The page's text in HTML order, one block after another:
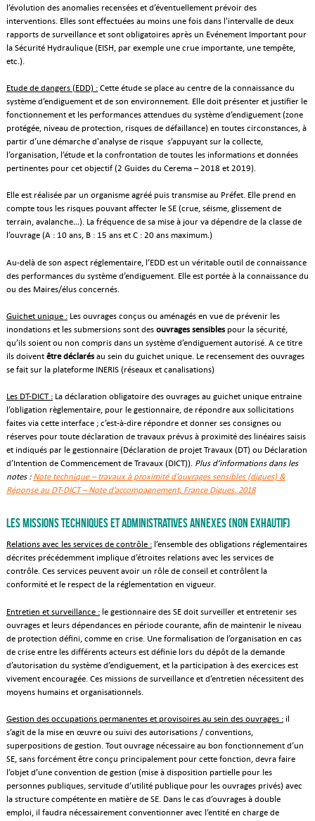
l’évolution des anomalies recensées et d’éventuellement prévoir des
interventions. Elles sont effectuées au moins une fois dans l'intervalle de deux
rapports de surveillance et sont obligatoires après un Evénement Important pour
la Sécurité Hydraulique (EISH, par exemple une crue importante, une tempête,
etc.).
Etude de dangers (EDD) :Cette étude se place au centre de la connaissance du
système d’endiguement et de son environnement. Elle doit présenter et justifier le
fonctionnement et les performances attendues du système d’endiguement (zone
protégée, niveau de protection, risques de défaillance) en toutes circonstances, à
partir d’une démarche d'analyse de risque s’appuyant sur la collecte,
l’organisation, l’étude et la confrontation de toutes les informations et données
pertinentes pour cet objectif (2 Guides du Cerema – 2018 et 2019).
Elle est réalisée par un organisme agréé puis transmise au Préfet. Elle prend en
compte tous les risques pouvant affecter le SE (crue, séisme, glissement de
terrain, avalanche…). La fréquence de sa mise à jour va dépendre de la classe de
l’ouvrage (A : 10 ans, B : 15 ans et C : 20 ans maximum.)
Au-delà de son aspect réglementaire, l’EDD est un véritable outil de connaissance
des performances du système d’endiguement. Elle est portée à la connaissance du
ou des Maires/élus concernés.
Guichet unique :Les ouvrages conçus ou aménagés en vue de prévenir les
inondations et les submersions sont des ouvrages sensiblespour la sécurité,
qu’ils soient ou non compris dans un système d’endiguement autorisé. A ce titre
ils doivent être déclarésau sein du guichet unique. Le recensement des ouvrages
se fait sur la plateforme INERIS (réseaux et canalisations)
Les DT-DICT :La déclaration obligatoire des ouvrages au guichet unique entraine
l’obligation règlementaire, pour le gestionnaire, de répondre aux sollicitations
faites via cette interface ; c’est-à-dire répondre et donner ses consignes ou
réserves pour toute déclaration de travaux prévus à proximité des linéaires saisis
et indiqués par le gestionnaire (Déclaration de projet Travaux (DT) ou Déclaration
d’Intention de Commencement de Travaux (DICT)). Plus d’informations dans les
notes : Note technique – travaux à proximité d’ouvrages sensibles (digues) &
Réponse au DT-DICT – Note d’accompagnement, France Digues. 2018
Les missions techniques et administratives annexes (non exhautif)
Relations avec les services de contrôle :l’ensemble des obligations réglementaires
décrites précédemment implique d’étroites relations avec les services de
contrôle. Ces services peuvent avoir un rôle de conseil et contrôlent la
conformité et le respect de la réglementation en vigueur.
Entretien et surveillance :le gestionnaire des SE doit surveiller et entretenir ses
ouvrages et leurs dépendances en période courante, afin de maintenir le niveau
de protection défini, comme en crise. Une formalisation de l’organisation en cas
de crise entre les différents acteurs est définie lors du dépôt de la demande
d’autorisation du système d’endiguement, et la participation à des exercices est
vivement encouragée. Ces missions de surveillance et d’entretien nécessitent des
moyens humains et organisationnels.
Gestion des occupations permanentes et provisoires au sein des ouvrages :il
s’agit de la mise en œuvre ou suivi des autorisations / conventions,
superpositions de gestion. Tout ouvrage nécessaire au bon fonctionnement d’un
SE, sans forcément être conçu principalement pour cette fonction, devra faire
l’objet d’une convention de gestion (mise à disposition partielle pour les
personnes publiques, servitude d’utilité publique pour les ouvrages privés) avec
la structure compétente en matière de SE. Dans le cas d’ouvrages à double
emploi, il faudra nécessairement conventionner avec l’entité en charge de